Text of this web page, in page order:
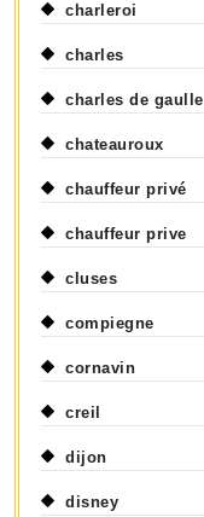
charleroi
charles
charles de gaulle
chateauroux
chauffeur privé
chauffeur prive
cluses
compiegne
cornavin
creil
dijon
disney